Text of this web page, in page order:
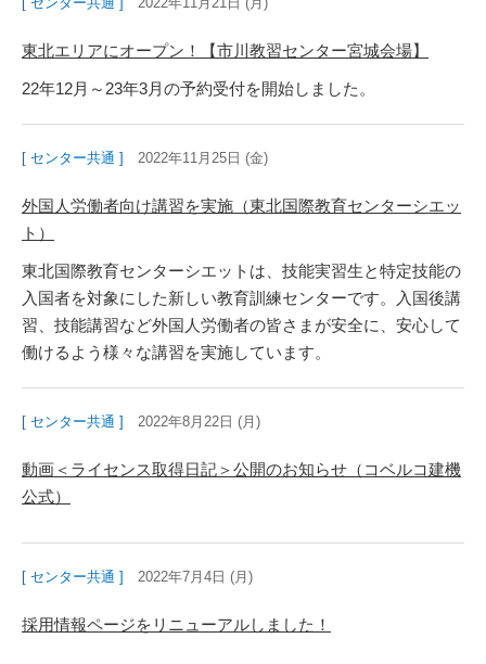
東北エリアにオープン！【市川教習センター宮城会場】
22年12月～23年3月の予約受付を開始しました。
[ センター共通 ] 2022年11月25日 (金)
外国人労働者向け講習を実施（東北国際教育センターシエッ
ト）
東北国際教育センターシエットは、技能実習生と特定技能の
入国者を対象にした新しい教育訓練センターです。入国後講
習、技能講習など外国人労働者の皆さまが安全に、安心して
働けるよう様々な講習を実施しています。
[ センター共通 ] 2022年8月22日 (月)
動画＜ライセンス取得日記＞公開のお知らせ（コベルコ建機
公式）
[ センター共通 ] 2022年7月4日 (月)
採用情報ページをリニューアルしました！